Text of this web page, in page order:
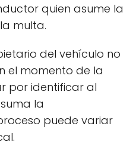
quien asume la
multa.
del vehículo no
el momento de la
por identificar al
la
puede variar